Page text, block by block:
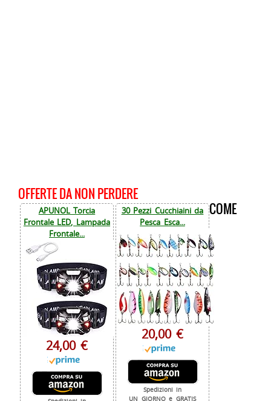
OFFERTE DA NON PERDERE
APUNOL Torcia
Frontale LED, Lampada
Frontale...
24,00 €
30 Pezzi Cucchiaini da
Pesca Esca...
20,00 €
Spedizioni in
UN GIORNO e GRATIS
COME